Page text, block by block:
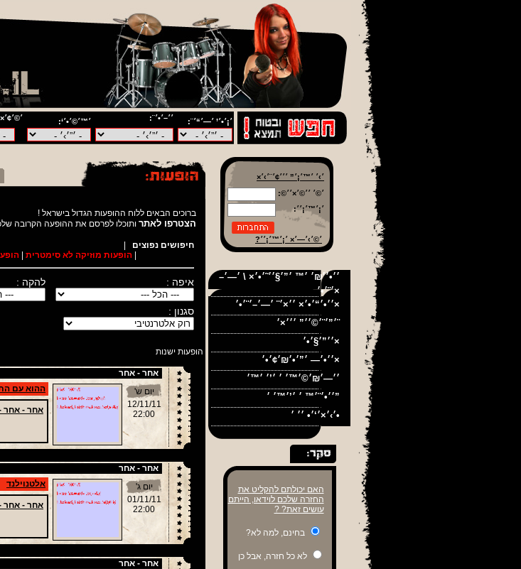
׳™׳©׳•׳‘: ׳׳–׳•׳¨: ׳¡׳•׳’ ׳—׳“׳¨:
ברוכים הבאים ללוח ההופעות הגדול בישראל !
הצטרפו לאתר ותוכלו לפרסם את
חיפושים נפוצים
הופעות מוזיקה לא סימטרית
איפה : להקה :
סגנון :
הופעות ישנות
אחר - אחר
ההוא עם
אחר - אחר
יום ש'
12/11/11
22:00
אחר - אחר
אלטנוילנד
אחר - אחר
יום ג'
01/11/11
22:00
אחר - אחר
׳›׳ ׳™׳¡׳” ׳׳׳¢׳¨׳›׳×
׳©׳ ׳׳©׳×׳׳©:
׳¡׳™׳¡׳׳:
׳©׳›׳—׳× ׳¡׳™׳¡׳׳?
׳׳•׳׳₪׳ ׳™ ׳”׳§׳׳˜׳•׳× \ ׳—׳–
׳¨׳•׳×
׳׳•׳“׳•׳× ׳׳×׳¨ ׳—׳–׳¨׳•׳×
׳”׳¨׳©׳׳” ׳׳׳×׳¨
׳׳”׳§׳•׳×
׳׳•׳— ׳”׳•׳₪׳¢׳•׳×
׳׳•׳¨׳™ ׳ ׳’׳™׳ ׳”
׳›׳×׳‘׳• ׳׳ ׳•
האם יכולתם להקליט את
החזרה שלכם לוידאו, הייתם
עושים זאת? ?
בחינם, למה לא?
לא כל חזרה, אבל כן